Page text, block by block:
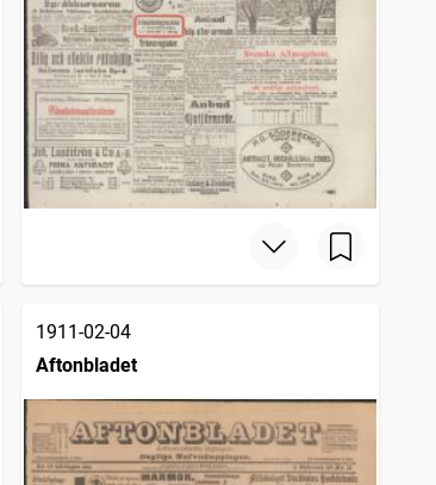
1911-02-04
Aftonbladet